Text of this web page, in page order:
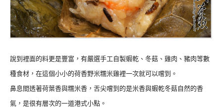
說到裡面的料更是豐富，有嚴選手工自製蝦乾、冬菇、雞肉、豬肉等數
種食材，在這個小小的荷香野米糯米雞裡一次就可以嚐到。
鼻息間透著荷葉香與糯米香，舌尖嚐到的是米香與蝦乾冬菇自然的香
氣，是很有層次的一道港式小點。